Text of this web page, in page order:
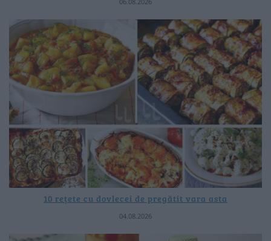
10 rețete cu dovlecei de pregătit vara asta
04.08.2026